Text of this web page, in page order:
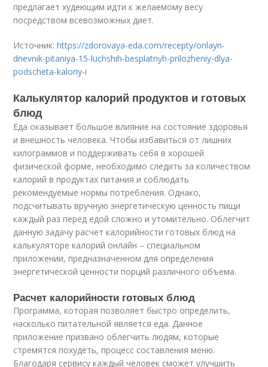
предлагает худеющим идти к желаемому весу
посредством всевозможных диет.
Источник:https://zdorovaya-eda.com/recepty/onlayn-
dnevnik-pitaniya-15-luchshih-besplatnyh-prilozheniy-dlya-
podscheta-kaloriy-i
Калькулятор калорий продуктов и готовых
блюд
Еда оказывает большое влияние на состояние здоровья
и внешность человека. Чтобы избавиться от лишних
килограммов и поддерживать себя в хорошей
физической форме, необходимо следить за количеством
калорий в продуктах питания и соблюдать
рекомендуемые нормы потребления. Однако,
подсчитывать вручную энергетическую ценность пищи
каждый раз перед едой сложно и утомительно. Облегчит
данную задачу расчет калорийности готовых блюд на
калькуляторе калорий онлайн – специальном
приложении, предназначенном для определения
энергетической ценности порций различного объема.
Расчет калорийности готовых блюд
Программа, которая позволяет быстро определить,
насколько питательной является еда. Данное
приложение призвано облегчить людям, которые
стремятся похудеть, процесс составления меню.
Благодаря сервису каждый человек сможет улучшить